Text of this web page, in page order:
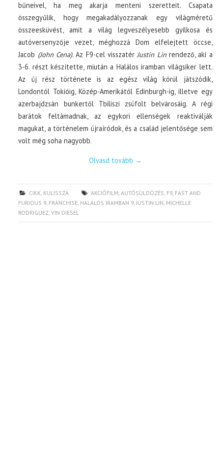
bűneivel, ha meg akarja menteni szeretteit. Csapata
összegyűlik, hogy megakadályozzanak egy világméretű
összeesküvést, amit a világ legveszélyesebb gyilkosa és
autóversenyzője vezet, méghozzá Dom elfelejtett öccse,
Jacob (John Cena). Az F9-cel visszatérJustin Linrendező, aki a
3-6. részt készítette, miután a Halálos iramban világsiker lett.
Az új rész története is az egész világ körül játszódik,
Londontól Tokióig, Közép-Amerikától Edinburgh-ig, illetve egy
azerbajdzsán bunkertől Tbiliszi zsúfolt belvárosáig. A régi
barátok feltámadnak, az egykori ellenségek reaktiválják
magukat, a történelem újraíródok, és a család jelentősége sem
volt még soha nagyobb.
Olvasd tovább →
CIKK, KULISSZA AKCIÓFILM,AUTÓSÜLDÖZÉS, F9, FAST AND
FURIOUS 9, FRANCHISE, HALÁLOS IRAMBAN 9,JUSTIN LIN, MICHELLE
RODRIGUEZ,VIN DIESEL